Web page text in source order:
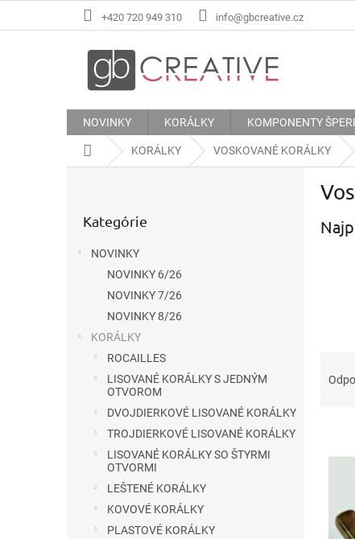
+420 720 949 310 info@gbcreative.cz
NOVINKY KORÁLKY KOMPONENTY
DomovKORÁLKY VOSKOVANÉ KORÁLKY
kategórie
Kategórie
NOVINKY
NOVINKY 6/26
NOVINKY 7/26
NOVINKY 8/26
KORÁLKY
ROCAILLES
LISOVANÉ KORÁLKY S JEDNÝM
OTVOROM
DVOJDIERKOVÉ LISOVANÉ KORÁLKY
TROJDIERKOVÉ LISOVANÉ KORÁLKY
LISOVANÉ KORÁLKY SO ŠTYRMI
OTVORMI
LEŠTENÉ KORÁLKY
KOVOVÉ KORÁLKY
PLASTOVÉ KORÁLKY